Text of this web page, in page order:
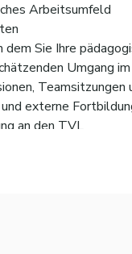
Arbeitsumfeld
Sie Ihre
Umgang
externe
an den TVL